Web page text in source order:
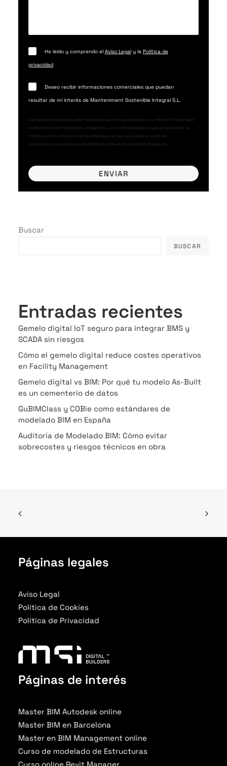
He leído y comprendo el Aviso Legaly la Política de
privacidad
Deseo recibir informaciones comerciales que puedan
resultar de mi interés de Manteniment Sostenible Integral S.L.
Los datos incluidos en este formulario serán incorporados en un fichero titularidad
de Manteniment Sostenible Integral S.L. con la finalidad principal de gestionar su
interés por los productos de la empresa y en su caso, para el envío de
comunicaciones comerciales de Manteniment Sostenible Integral S.L.
Buscar
BUSCAR
Entradas recientes
Gemelo digital IoT seguro para integrar BMS y
SCADA sin riesgos
Cómo el gemelo digital reduce costes operativos
en Facility Management
Gemelo digital vs BIM: Por qué tu modelo As-Built
es un cementerio de datos
GuBIMClass y COBie como estándares de
modelado BIM en España
Auditoría de Modelado BIM: Cómo evitar
sobrecostes y riesgos técnicos en obra
Páginas legales
Aviso Legal
Política de Cookies
Política de Privacidad
Páginas de interés
Master BIM Autodesk online
Master BIM en Barcelona
Master en BIM Management online
Curso de modelado de Estructuras